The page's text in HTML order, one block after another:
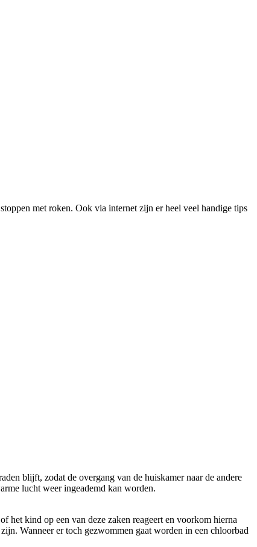
met roken. Ook via internet zijn er heel veel handige tips
blijft, zodat de overgang van de huiskamer naar de andere
lucht weer ingeademd kan worden.
het kind op een van deze zaken reageert en voorkom hierna
Wanneer er toch gezwommen gaat worden in een chloorbad